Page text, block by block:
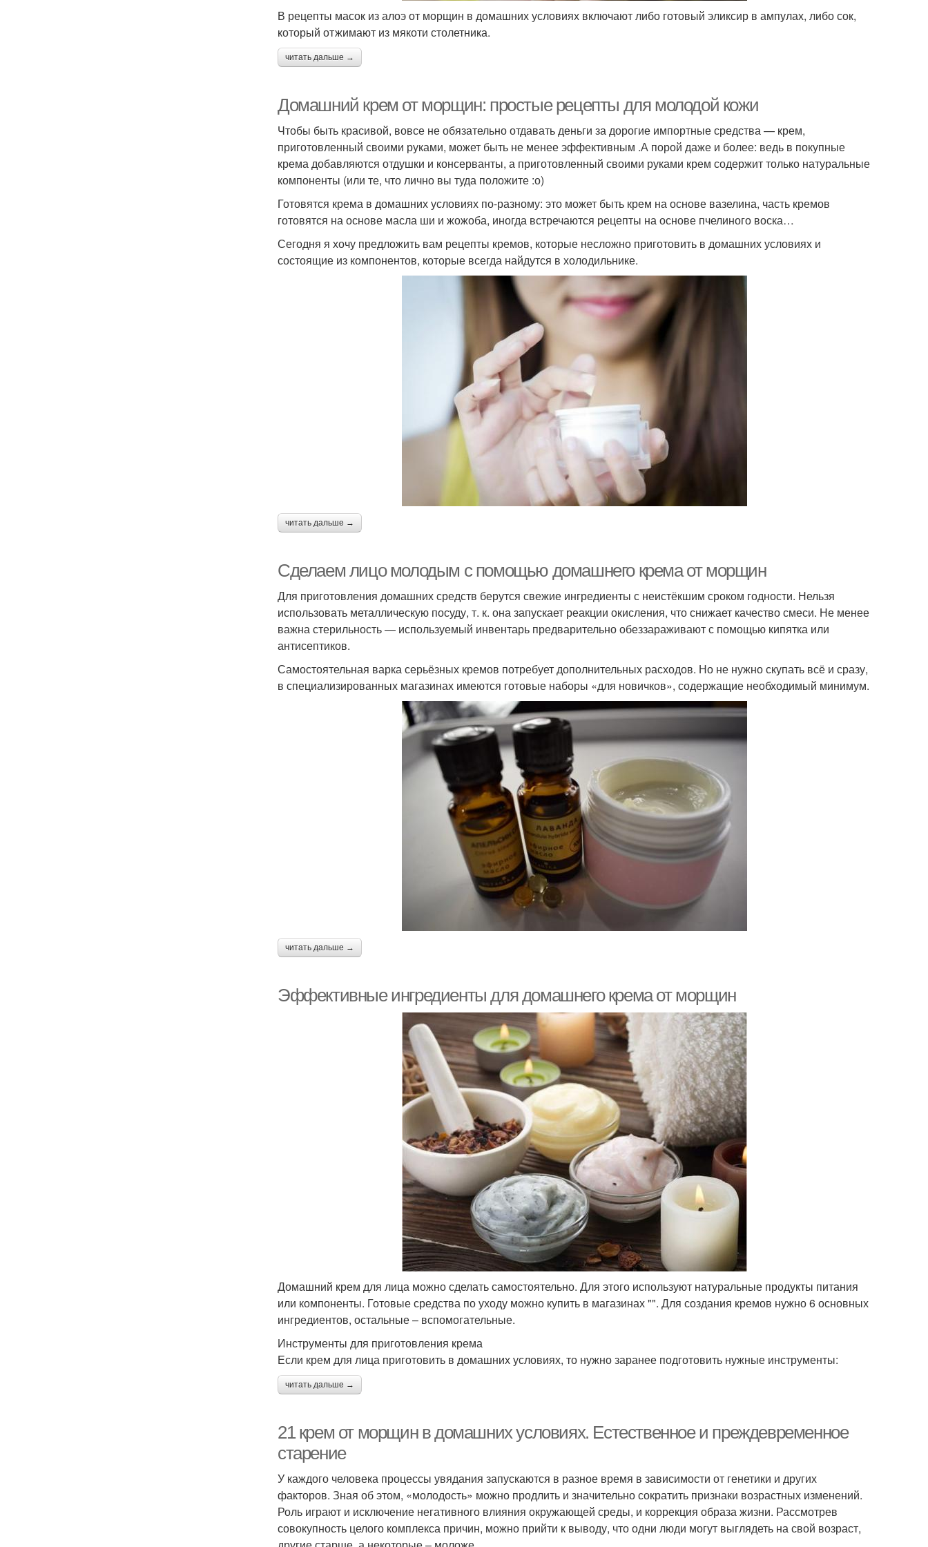
В рецепты масок из алоэ от морщин в домашних условиях включают либо готовый эликсир в ампулах, либо сок,
который отжимают из мякоти столетника.
читать дальше →
Домашний крем от морщин: простые рецепты для молодой кожи
Чтобы быть красивой, вовсе не обязательно отдавать деньги за дорогие импортные средства — крем,
приготовленный своими руками, может быть не менее эффективным .А порой даже и более: ведь в покупные
крема добавляются отдушки и консерванты, а приготовленный своими руками крем содержит только натуральные
компоненты (или те, что лично вы туда положите :о)
Готовятся крема в домашних условиях по-разному: это может быть крем на основе вазелина, часть кремов
готовятся на основе масла ши и жожоба, иногда встречаются рецепты на основе пчелиного воска…
Сегодня я хочу предложить вам рецепты кремов, которые несложно приготовить в домашних условиях и
состоящие из компонентов, которые всегда найдутся в холодильнике.
читать дальше →
Сделаем лицо молодым с помощью домашнего крема от морщин
Для приготовления домашних средств берутся свежие ингредиенты с неистёкшим сроком годности. Нельзя
использовать металлическую посуду, т. к. она запускает реакции окисления, что снижает качество смеси. Не менее
важна стерильность — используемый инвентарь предварительно обеззараживают с помощью кипятка или
антисептиков.
Самостоятельная варка серьёзных кремов потребует дополнительных расходов. Но не нужно скупать всё и сразу,
в специализированных магазинах имеются готовые наборы «для новичков», содержащие необходимый минимум.
читать дальше →
Эффективные ингредиенты для домашнего крема от морщин
Домашний крем для лица можно сделать самостоятельно. Для этого используют натуральные продукты питания
или компоненты. Готовые средства по уходу можно купить в магазинах "". Для создания кремов нужно 6 основных
ингредиентов, остальные – вспомогательные.
Инструменты для приготовления крема
Если крем для лица приготовить в домашних условиях, то нужно заранее подготовить нужные инструменты:
читать дальше →
21 крем от морщин в домашних условиях. Естественное и преждевременное
старение
У каждого человека процессы увядания запускаются в разное время в зависимости от генетики и других
факторов. Зная об этом, «молодость» можно продлить и значительно сократить признаки возрастных изменений.
Роль играют и исключение негативного влияния окружающей среды, и коррекция образа жизни. Рассмотрев
совокупность целого комплекса причин, можно прийти к выводу, что одни люди могут выглядеть на свой возраст,